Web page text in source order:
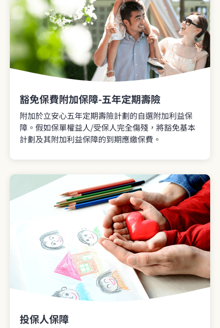
豁免保費附加保障-五年定期壽險
附加於立安心五年定期壽險計劃的自選附加利益保
障。假如保單權益人/受保人完全傷殘，將豁免基本
計劃及其附加利益保障的到期應繳保費。
投保人保障